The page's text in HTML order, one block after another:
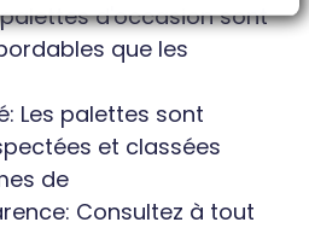
palettes d'occasion sont
que les
Les palettes sont
et classées
de
Consultez à tout